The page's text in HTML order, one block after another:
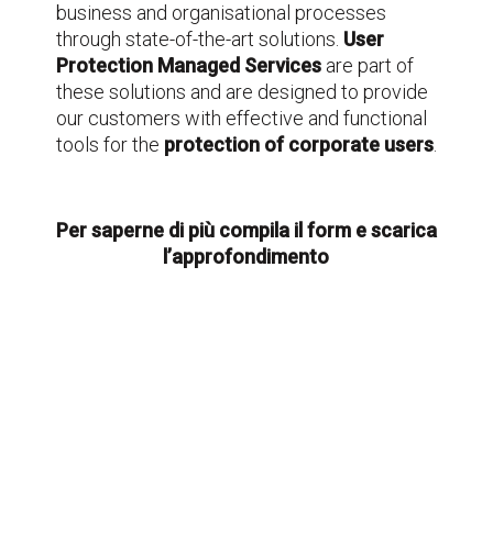
business and organisational processes
through state-of-the-art solutions. User
Protection Managed Servicesare part of
these solutions and are designed to provide
our customers with effective and functional
tools for the protection of corporate users.
Per saperne di più compila il form e scarica
l’approfondimento